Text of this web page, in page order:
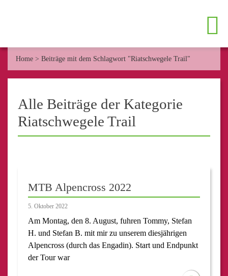
Home > Beiträge mit dem Schlagwort "Riatschwegele Trail"
Alle Beiträge der Kategorie
Riatschwegele Trail
MTB Alpencross 2022
5. Oktober 2022
Am Montag, den 8. August, fuhren Tommy, Stefan
H. und Stefan B. mit mir zu unserem diesjährigen
Alpencross (durch das Engadin). Start und Endpunkt
der Tour war